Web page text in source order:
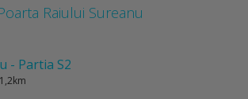
Raiului Sureanu
- Partia S2